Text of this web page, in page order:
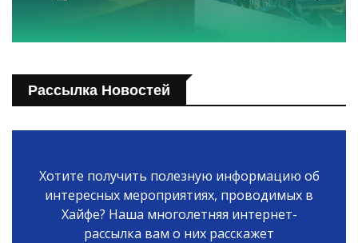
Рассылка Новостей
Хотите получить полезную информацию об
интересных мероприятиях, проводимых в
Хайфе? Наша многолетняя интернет-
рассылка вам о них расскажет